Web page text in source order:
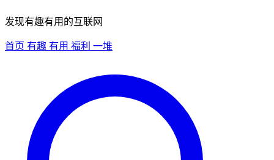
发现有趣有用的互联网
首页 有趣 有用 福利 一堆